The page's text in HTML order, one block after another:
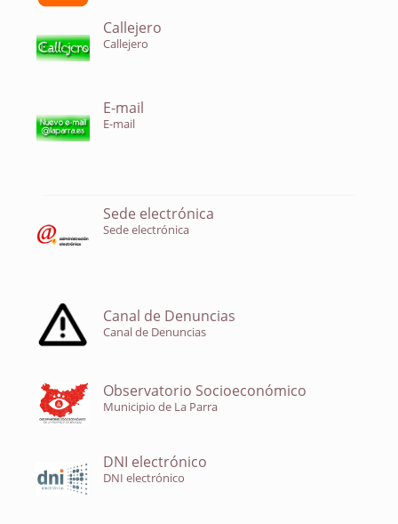
Callejero
Callejero
E-mail
E-mail
Sede electrónica
Sede electrónica
Canal de Denuncias
Canal de Denuncias
Observatorio Socioeconómico
Municipio de La Parra
DNI electrónico
DNI electrónico